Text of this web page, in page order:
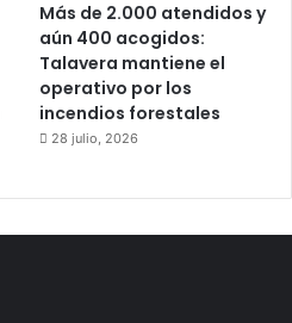
Más de 2.000 atendidos y
aún 400 acogidos:
Talavera mantiene el
operativo por los
incendios forestales
28 julio, 2026